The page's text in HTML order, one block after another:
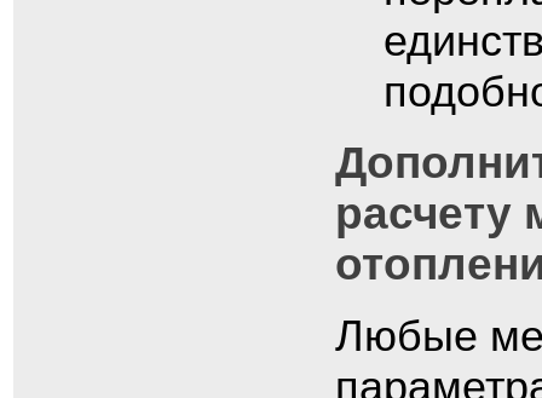
расчету
Любые